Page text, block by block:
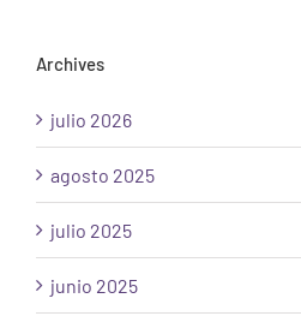
Archives
julio 2026
agosto 2025
julio 2025
junio 2025